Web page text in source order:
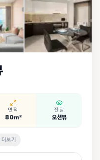
면적
80㎡
전망
오션뷰
보기